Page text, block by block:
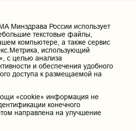
Минздрава России использует
текстовые файлы,
компьютере, а также сервис
использующий
с целью анализа
и обеспечения удобного
доступа к размещаемой на
«cookie» информация не
конечного
направлена на улучшение